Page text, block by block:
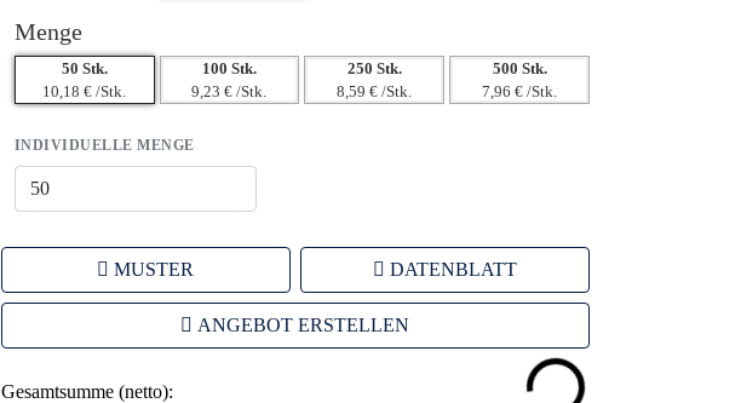
Menge
50 Stk.
10,18 € /Stk.
100 Stk.
9,23 € /Stk.
250 Stk.
8,59 € /Stk.
500 Stk.
7,96 € /Stk.
INDIVIDUELLE MENGE
MUSTER DATENBLATT
ANGEBOT ERSTELLEN
Gesamtsumme (netto):